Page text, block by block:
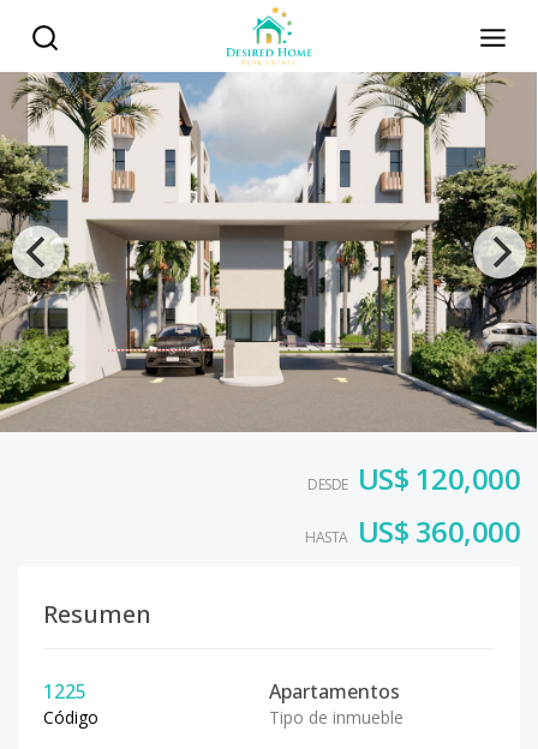
DESDE US$ 120,000
HASTA US$ 360,000
Resumen
1225
Código
Apartamentos
Tipo de inmueble